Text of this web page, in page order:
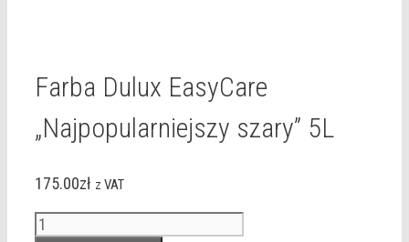
Farba Dulux EasyCare
„Najpopularniejszy szary” 5L
175.00zł z VAT
ilość